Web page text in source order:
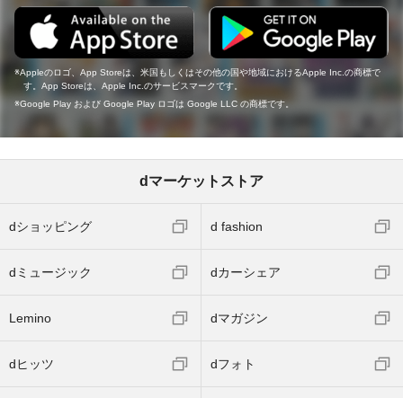
Appleのロゴ、App Storeは、米国もしくはその他の国や地域におけるApple Inc.の商標で
す。App Storeは、Apple Inc.のサービスマークです。
Google Play および Google Play ロゴは Google LLC の商標です。
dマーケットストア
dショッピング d fashion
dミュージック dカーシェア
Lemino dマガジン
dヒッツ dフォト